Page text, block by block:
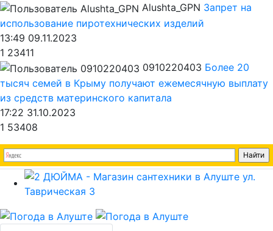
Alushta_GPN Запрет на
использование пиротехнических изделий
13:49 09.11.2023
1 23411
0910220403 Более 20
тысяч семей в Крыму получают ежемесячную выплату
из средств материнского капитала
17:22 31.10.2023
1 53408